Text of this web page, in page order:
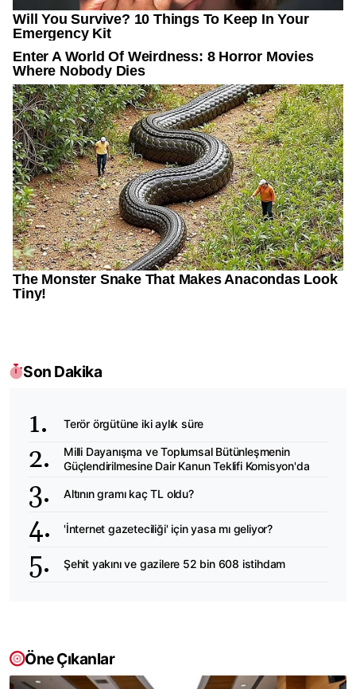
Son Dakika
Terör örgütüne iki aylık süre
Milli Dayanışma ve Toplumsal Bütünleşmenin
Güçlendirilmesine Dair Kanun Teklifi Komisyon'da
Altının gramı kaç TL oldu?
'İnternet gazeteciliği' için yasa mı geliyor?
Şehit yakını ve gazilere 52 bin 608 istihdam
Öne Çıkanlar